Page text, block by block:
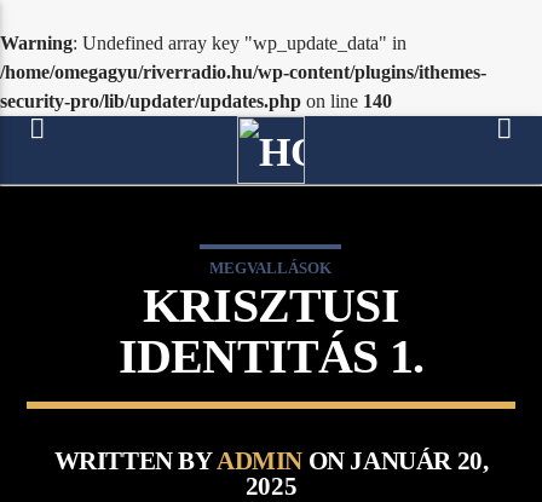
Warning: Undefined array key "wp_update_data" in
/home/omegagyu/riverradio.hu/wp-content/plugins/ithemes-
security-pro/lib/updater/updates.php on line 140
MEGVALLÁSOK
KRISZTUSI
IDENTITÁS 1.
WRITTEN BYADMIN ON JANUÁR 20,
2025